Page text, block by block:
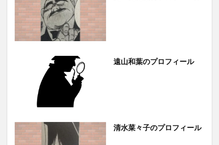
遠山和葉のプロフィール
清水菜々子のプロフィール